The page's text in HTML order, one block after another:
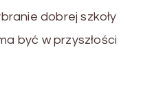
dobrej szkoły
być w przyszłości